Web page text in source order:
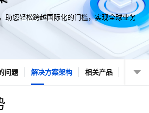
助您轻松跨越国际化的门槛，实现全球业务
问题 解决方案架构 相关产品